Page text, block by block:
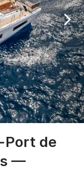
Port de
—